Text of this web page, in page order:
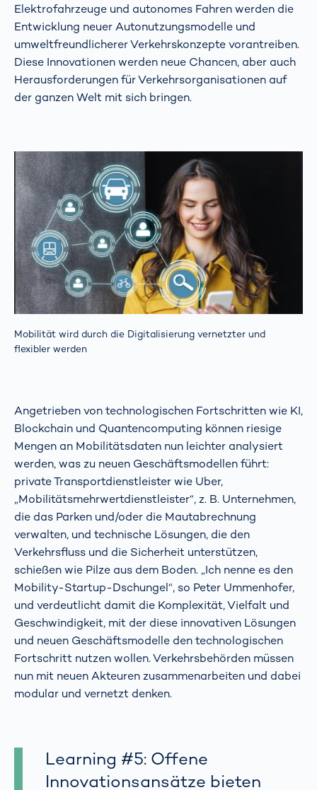
Elektrofahrzeuge und autonomes Fahren werden die
Entwicklung neuer Autonutzungsmodelle und
umweltfreundlicherer Verkehrskonzepte vorantreiben.
Diese Innovationen werden neue Chancen, aber auch
Herausforderungen für Verkehrsorganisationen auf
der ganzen Welt mit sich bringen.
Mobilität wird durch die Digitalisierung vernetzter und
flexibler werden
Angetrieben von technologischen Fortschritten wie KI,
Blockchain und Quantencomputing können riesige
Mengen an Mobilitätsdaten nun leichter analysiert
werden, was zu neuen Geschäftsmodellen führt:
private Transportdienstleister wie Uber,
„Mobilitätsmehrwertdienstleister“, z. B. Unternehmen,
die das Parken und/oder die Mautabrechnung
verwalten, und technische Lösungen, die den
Verkehrsfluss und die Sicherheit unterstützen,
schießen wie Pilze aus dem Boden. „Ich nenne es den
Mobility-Startup-Dschungel“, so Peter Ummenhofer,
und verdeutlicht damit die Komplexität, Vielfalt und
Geschwindigkeit, mit der diese innovativen Lösungen
und neuen Geschäftsmodelle den technologischen
Fortschritt nutzen wollen. Verkehrsbehörden müssen
nun mit neuen Akteuren zusammenarbeiten und dabei
modular und vernetzt denken.
Learning #5: Offene
Innovationsansätze bieten